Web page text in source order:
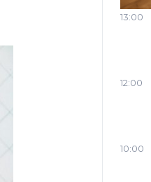
13:00
12:00
10:00